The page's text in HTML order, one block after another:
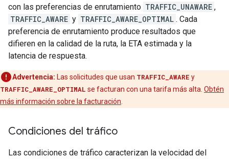
con las preferencias de enrutamiento TRAFFIC_UNAWARE ,
TRAFFIC_AWARE y TRAFFIC_AWARE_OPTIMAL . Cada
preferencia de enrutamiento produce resultados que
difieren en la calidad de la ruta, la ETA estimada y la
latencia de respuesta.
Advertencia: Las solicitudes que usan TRAFFIC_AWARE y
TRAFFIC_AWARE_OPTIMAL se facturan con una tarifa más alta. Obtén
más información sobre la facturación
Condiciones del tráfico
Las condiciones de tráfico caracterizan la velocidad del